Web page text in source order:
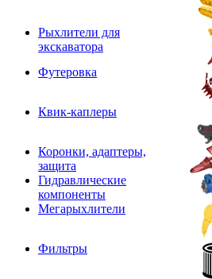
Рыхлители для
экскаватора
Футеровка
Квик-каплеры
Коронки, адаптеры,
защита
Гидравлические
компоненты
Мегарыхлители
Фильтры